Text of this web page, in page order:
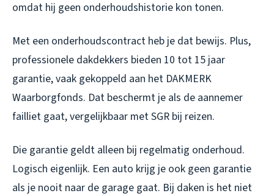
omdat hij geen onderhoudshistorie kon tonen.
Met een onderhoudscontract heb je dat bewijs. Plus,
professionele dakdekkers bieden 10 tot 15 jaar
garantie, vaak gekoppeld aan het DAKMERK
Waarborgfonds. Dat beschermt je als de aannemer
failliet gaat, vergelijkbaar met SGR bij reizen.
Die garantie geldt alleen bij regelmatig onderhoud.
Logisch eigenlijk. Een auto krijg je ook geen garantie
als je nooit naar de garage gaat. Bij daken is het niet